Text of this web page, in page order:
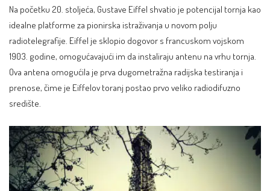
Na početku 20. stoljeća, Gustave Eiffel shvatio je potencijal tornja kao
idealne platforme za pionirska istraživanja u novom polju
radiotelegrafije. Eiffel je sklopio dogovor s francuskom vojskom
1903. godine, omogućavajući im da instaliraju antenu na vrhu tornja.
Ova antena omogućila je prva dugometražna radijska testiranja i
prenose, čime je Eiffelov toranj postao prvo veliko radiodifuzno
središte.